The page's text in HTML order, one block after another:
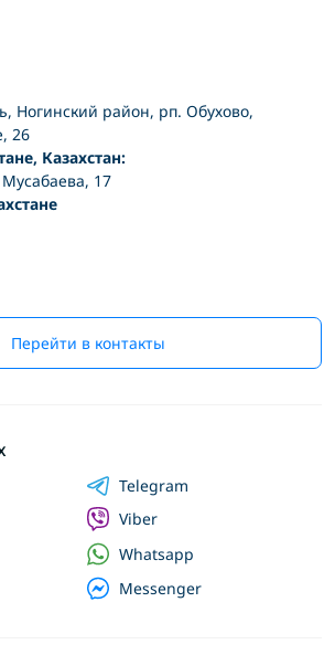
Ногинский район, рп. Обухово,
26
Казахстан:
Мусабаева, 17
Перейти в контакты
Telegram
Viber
Whatsapp
Messenger